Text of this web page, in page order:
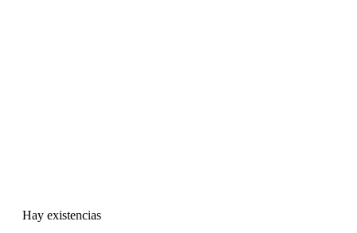
Hay existencias